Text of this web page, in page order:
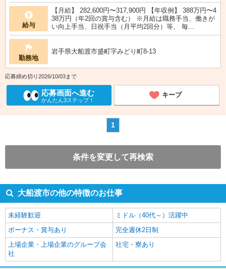
給与
【月給】 282,600円〜317,900円 【年収例】 388万円〜4
38万円（年2回の賞与含む） ※月給は職務手当、働きが
い向上手当、日祝手当（月平均2回分）等、 毎...
勤務地
岩手県大船渡市盛町字みどり町8-13
応募締め切り2026/10/03まで
応募画面へ進む
かんたん3ステップ！
キープ
1
条件を変更して再検索
大船渡市の他の特徴のお仕事
未経験歓迎
ミドル（40代～）活躍中
ボーナス・賞与あり
完全週休2日制
上場企業・上場企業のグループ会
社
社宅・寮あり